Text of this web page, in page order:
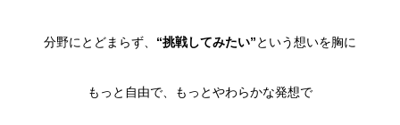
分野にとどまらず、 “挑戦してみたい”という想いを胸に
もっと自由で、もっとやわらかな発想で